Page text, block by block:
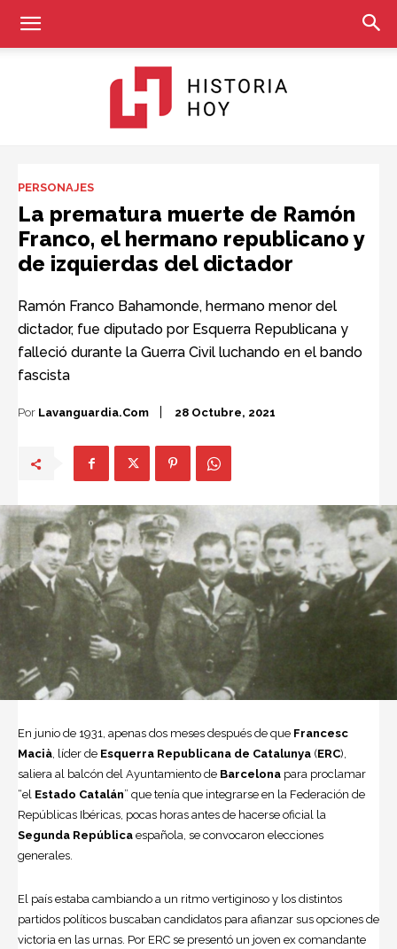
Hoy
PERSONAJES
La prematura muerte de Ramón
Franco, el hermano republicano y
de izquierdas del dictador
Ramón Franco Bahamonde, hermano menor del
dictador, fue diputado por Esquerra Republicana y
falleció durante la Guerra Civil luchando en el bando
fascista
Por Lavanguardia.com 28 Octubre, 2021
En junio de 1931, apenas dos meses después de que Francesc
Macià , líder de Esquerra Republicana de Catalunya (ERC),
saliera al balcón del Ayuntamiento de Barcelona para proclamar
“el Estado Catalán” que tenía que integrarse en la Federación de
Repúblicas Ibéricas, pocas horas antes de hacerse oficial la
Segunda República española, se convocaron elecciones
generales.
El país estaba cambiando a un ritmo vertiginoso y los distintos
partidos políticos buscaban candidatos para afianzar sus opciones de
victoria en las urnas. Por ERC se presentó un joven ex comandante